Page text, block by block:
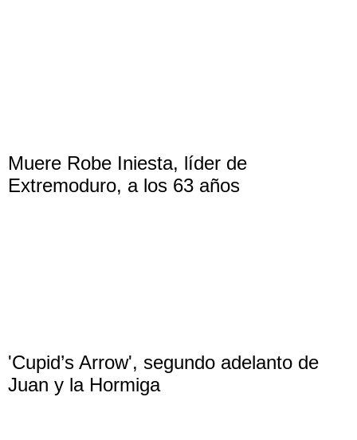
Muere Robe Iniesta, líder de
Extremoduro, a los 63 años
'Cupid’s Arrow', segundo adelanto de
Juan y la Hormiga